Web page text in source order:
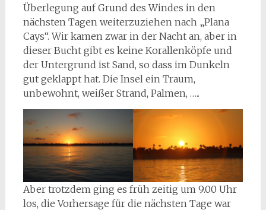
Überlegung auf Grund des Windes in den
nächsten Tagen weiterzuziehen nach „Plana
Cays“. Wir kamen zwar in der Nacht an, aber in
dieser Bucht gibt es keine Korallenköpfe und
der Untergrund ist Sand, so dass im Dunkeln
gut geklappt hat. Die Insel ein Traum,
unbewohnt, weißer Strand, Palmen, …..
Aber trotzdem ging es früh zeitig um 9.00 Uhr
los, die Vorhersage für die nächsten Tage war